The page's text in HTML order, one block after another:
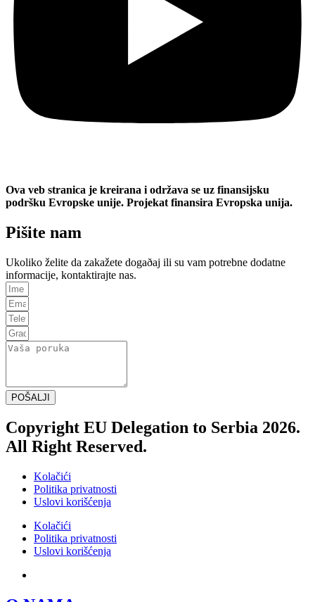
Ova veb stranica je kreirana i održava se uz finansijsku
podršku Evropske unije. Projekat finansira Evropska unija.
Pišite nam
Ukoliko želite da zakažete dogaðaj ili su vam potrebne dodatne
informacije, kontaktirajte nas.
POŠALJI
Copyright EU Delegation to Serbia 2026.
All Right Reserved.
Kolačići
Politika privatnosti
Uslovi korišćenja
Kolačići
Politika privatnosti
Uslovi korišćenja